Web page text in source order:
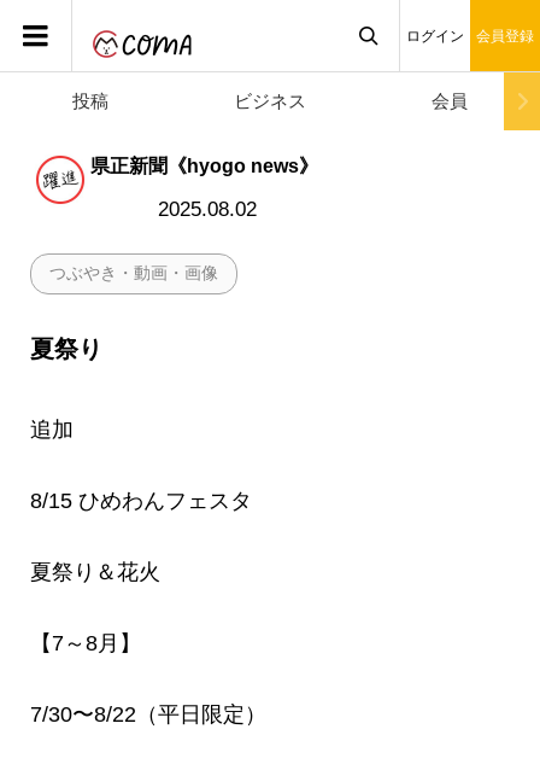
ログイン 会員登録
投稿 ビジネス 会員
県正新聞《hyogo news》
2025.08.02
つぶやき・動画・画像
夏祭り
追加
8/15 ひめわんフェスタ
夏祭り＆花火
【7～8月】
7/30〜8/22（平日限定）